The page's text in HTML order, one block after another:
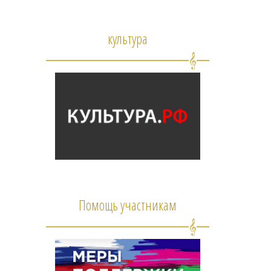
культура
Помощь участникам